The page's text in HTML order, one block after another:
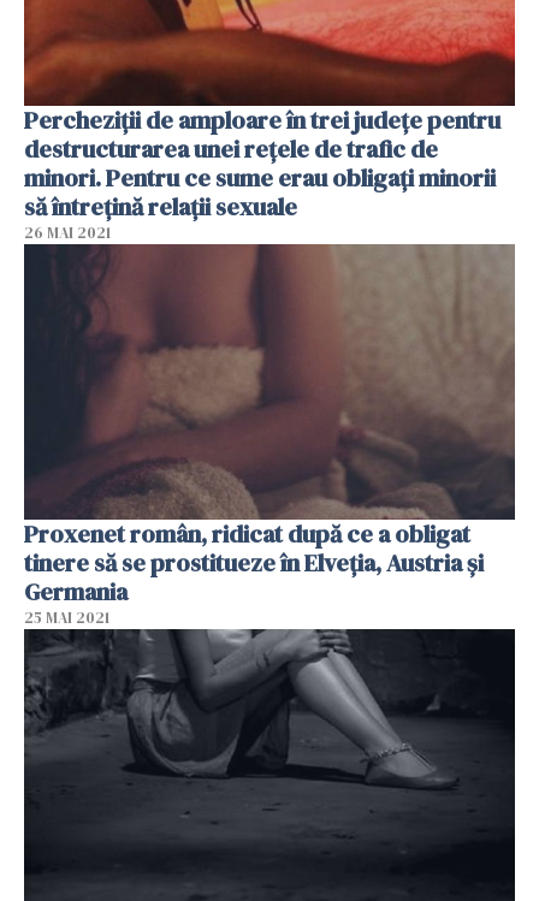
Percheziţii de amploare în trei judeţe pentru
destructurarea unei reţele de trafic de
minori. Pentru ce sume erau obligaţi minorii
să întreţină relaţii sexuale
26 MAI 2021
Proxenet român, ridicat după ce a obligat
tinere să se prostitueze în Elveția, Austria și
Germania
25 MAI 2021